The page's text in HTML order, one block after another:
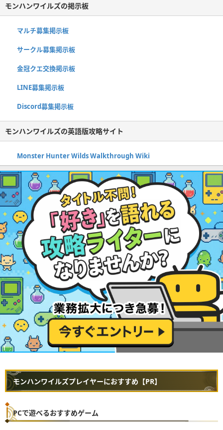
モンハンワイルズの掲示板
マルチ募集掲示板
サークル募集掲示板
金冠クエ交換掲示板
LINE募集掲示板
Discord募集掲示板
モンハンワイルズの英語版攻略サイト
Monster Hunter Wilds Walkthrough Wiki
モンハンワイルズプレイヤーにおすすめ【PR】
PCで遊べるおすすめゲーム